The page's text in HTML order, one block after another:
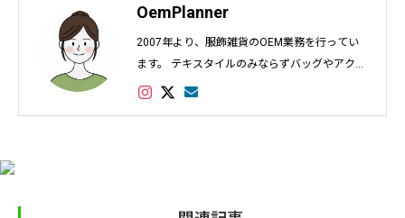
OemPlanner
2007年より、服飾雑貨のOEM業務を行ってい
ます。 テキスタイルのみならずバッグやアクセ
サリー、インテリアなど幅広く対応し数多くの